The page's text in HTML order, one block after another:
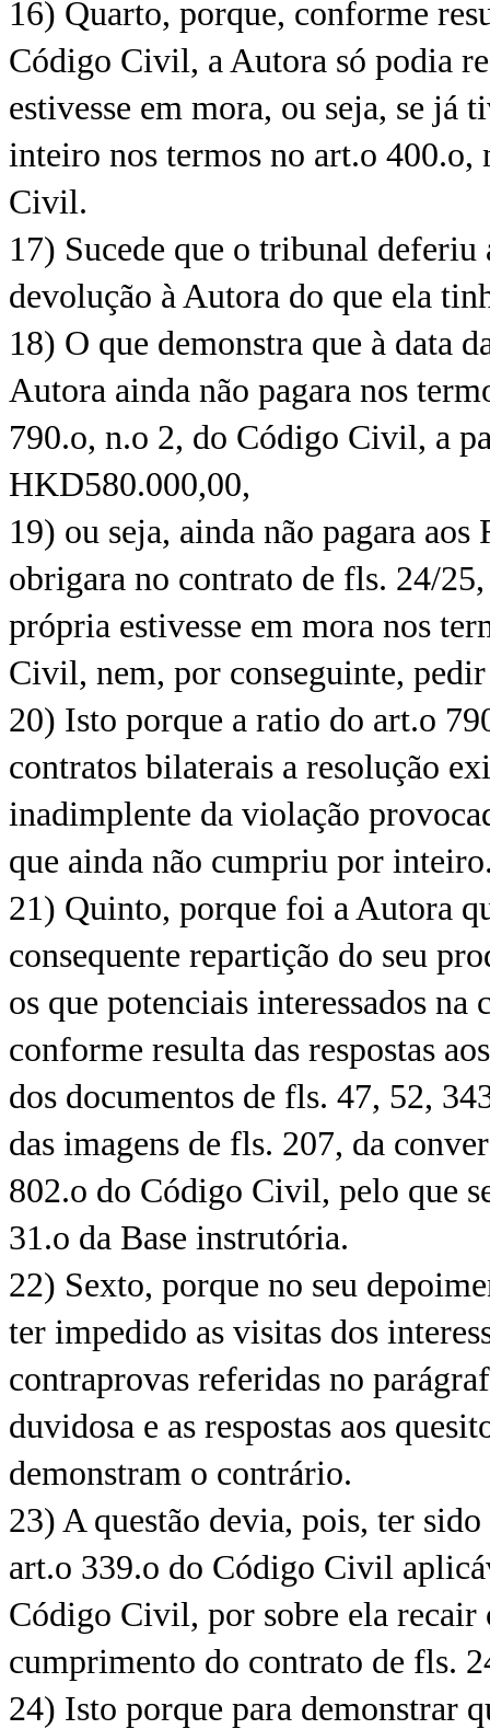
16) Quarto, porque, conforme
Código Civil, a Autora só podia
estivesse em mora, ou seja, se já
inteiro nos termos no art.o 400.o,
Civil.
17) Sucede que o tribunal
devolução à Autora do que ela
18) O que demonstra que à data
Autora ainda não pagara nos
790.o, n.o 2, do Código Civil, a
HKD580.000,00,
19) ou seja, ainda não pagara
obrigara no contrato de fls. 24/
própria estivesse em mora nos
Civil, nem, por conseguinte,
20) Isto porque a ratio do art.o
contratos bilaterais a resolução
inadimplente da violação
que ainda não cumpriu por
21) Quinto, porque foi a Autora
consequente repartição do seu
os que potenciais interessados na
conforme resulta das respostas
dos documentos de fls. 47, 52,
das imagens de fls. 207, da
802.o do Código Civil, pelo que
31.o da Base instrutória.
22) Sexto, porque no seu
ter impedido as visitas dos
contraprovas referidas no
duvidosa e as respostas aos
demonstram o contrário.
23) A questão devia, pois, ter
art.o 339.o do Código Civil
Código Civil, por sobre ela recair
cumprimento do contrato de fls.
24) Isto porque para demonstrar